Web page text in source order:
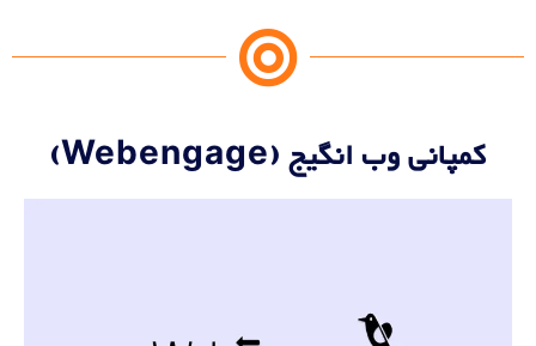
کمپانی وب انگیج (Webengage)